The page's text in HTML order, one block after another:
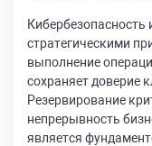
стратегическими
выполнение
сохраняет доверие
Резервирование
непрерывность
является